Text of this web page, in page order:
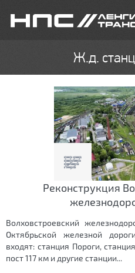
Ж.д.
Реконструкция
Волховстроевский
Октябрьской железной
входят: станция Пороги,
пост 117 км и другие станции...